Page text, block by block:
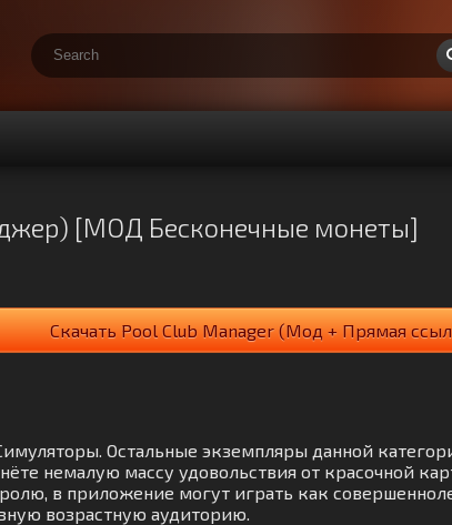
[МОД Бесконечные монеты]
Скачать Pool Club Manager (Мод + Прямая
Остальные экземпляры данной
немалую массу удовольствия от красочной
в приложение могут играть как
возрастную аудиторию.